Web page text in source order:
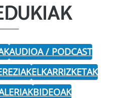
AUDIOA / PODCAST
ELKARRIZKETAK
BIDEOAK